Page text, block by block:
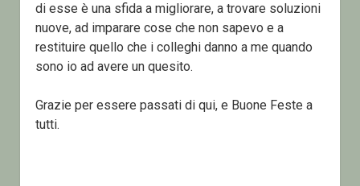
di esse è una sfida a migliorare, a trovare soluzioni
nuove, ad imparare cose che non sapevo e a
restituire quello che i colleghi danno a me quando
sono io ad avere un quesito.
Grazie per essere passati di qui, e Buone Feste a
tutti.